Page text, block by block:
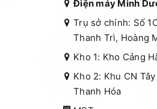
Điện máy Minh
Trụ sở chính: Số
Thanh Trì, Hoàng
Kho 1: Kho Cảng
Kho 2: Khu CN Tây
Thanh Hóa